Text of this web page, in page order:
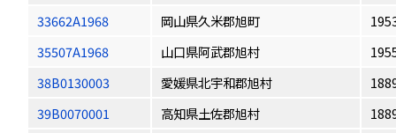
33662A1968
岡山県久米郡旭町
35507A1968
山口県阿武郡旭村
38B0130003
愛媛県北宇和郡旭村
39B0070001
高知県土佐郡旭村